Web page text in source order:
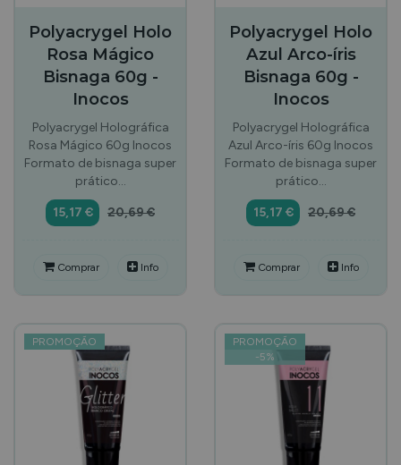
Polyacrygel Holo
Rosa Mágico
Bisnaga 60g -
Inocos
Polyacrygel Holográfica
Rosa Mágico 60g Inocos
Formato de bisnaga super
prático…
15,17 € 20,69 €
Comprar Info
Polyacrygel Holo
Azul Arco-íris
Bisnaga 60g -
Inocos
Polyacrygel Holográfica
Azul Arco-íris 60g Inocos
Formato de bisnaga super
prático…
15,17 € 20,69 €
Comprar Info
PROMOÇÃO
PROMOÇÃO
-5%